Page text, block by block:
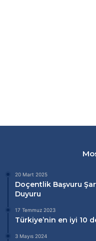
20 Mart 2025
Doçentlik Başvuru
Duyuru
17 Temmuz 2023
Türkiye’nin en iyi 10
3 Mayıs 2024